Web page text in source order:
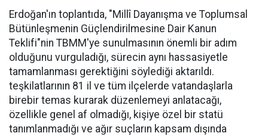
Erdoğan'ın toplantıda, "Millî Dayanışma ve Toplumsal
Bütünleşmenin Güçlendirilmesine Dair Kanun
Teklifi"nin TBMM'ye sunulmasının önemli bir adım
olduğunu vurguladığı, sürecin aynı hassasiyetle
tamamlanması gerektiğini söylediği aktarıldı.
teşkilatlarının 81 il ve tüm ilçelerde vatandaşlarla
birebir temas kurarak düzenlemeyi anlatacağı,
özellikle genel af olmadığı, kişiye özel bir statü
tanımlanmadığı ve ağır suçların kapsam dışında